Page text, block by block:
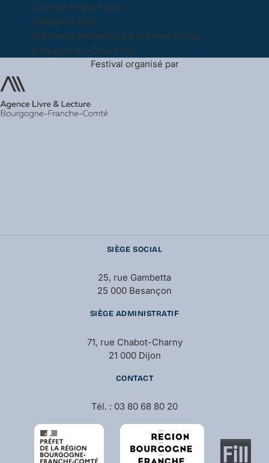
Collège Edgar Faure
Valdahon (25)
Brasserie artisanale de la Rente Rouge
Chargey-lès-Gray (70)
Festival organisé par
SIÈGE SOCIAL
25, rue Gambetta
25 000 Besançon
SIÈGE ADMINISTRATIF
71, rue Chabot-Charny
21 000 Dijon
CONTACT
Tél. : 03 80 68 80 20